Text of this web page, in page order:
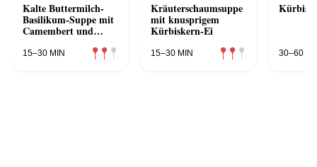
Kalte Buttermilch-
Basilikum-Suppe mit
Camembert und
15–30 MIN
Kräuterschaumsuppe
mit knusprigem
Kürbiskern-Ei
15–30 MIN 30–60